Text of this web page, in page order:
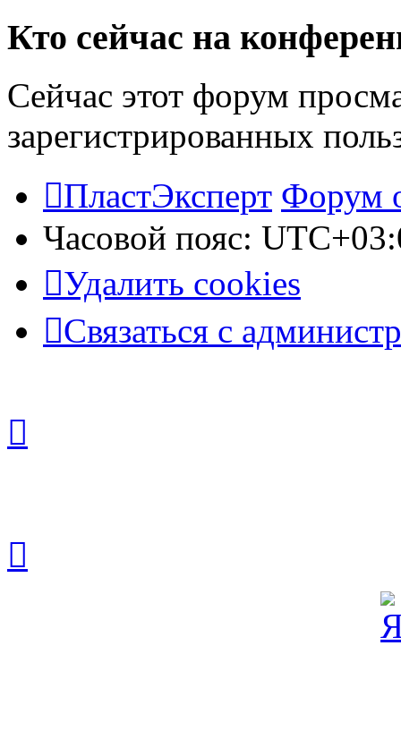
Кто сейчас на
Сейчас этот форум
зарегистрированных
ПластЭксперт Форум
Часовой пояс:
Удалить cookies
Связаться с